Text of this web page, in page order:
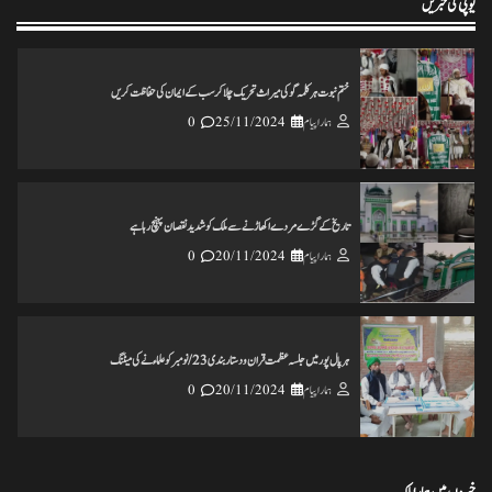
ختم نبوت ہر کلمہ گو کی میراث تحریک چلاکرسب کے ایمان کی حفاظت کریں
ہمارا پیام
25/11/2024
0
تاریخ کے گڑے مردے اکھاڑنے سے ملک کو شدید نقصان پہنچ رہاہے
ہمارا پیام
20/11/2024
0
ہرپال پور میں جلسہ عظمت قران و دستاربندی 23/نومبر کو علماء نے کی میٹنگ
ہمارا پیام
20/11/2024
0